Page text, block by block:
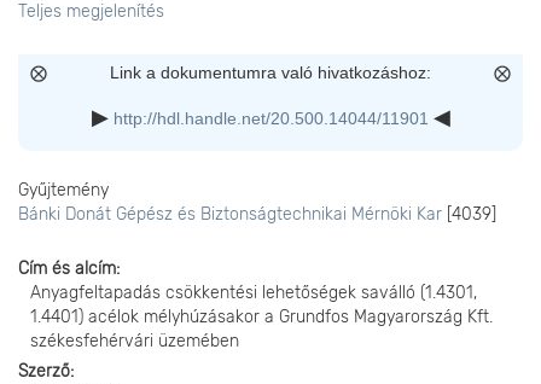
Teljes megjelenítés
Link a dokumentumra való hivatkozáshoz:
http://hdl.handle.net/20.500.14044/11901
Gyűjtemény
Bánki Donát Gépész és Biztonságtechnikai Mérnöki Kar [4039]
Cím és alcím
Anyagfeltapadás csökkentési lehetőségek saválló (1.4301,
1.4401) acélok mélyhúzásakor a Grundfos Magyarország Kft.
székesfehérvári üzemében
Szerző